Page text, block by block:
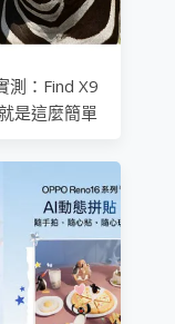
測：Find X9
是這麼簡單